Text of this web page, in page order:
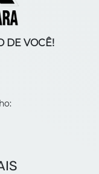
DE VOCÊ!